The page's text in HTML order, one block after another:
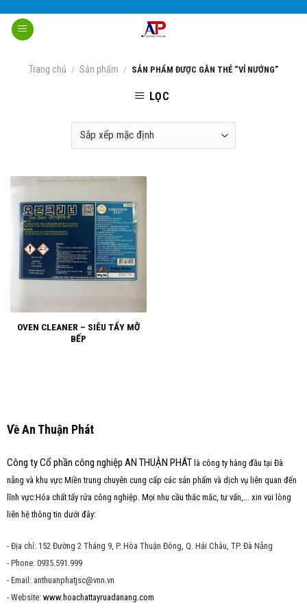
content
Trang chủ / Sản phẩm / SẢN PHẨM ĐƯỢC GẮN THẺ “VỈ NƯỚNG”
LỌC
OVEN CLEANER – SIÊU TẨY MỠ
BẾP
Về An Thuận Phát
Công ty Cổ phần công nghiệp AN THUẬN PHÁT là công ty hàng đầu tại Đà
nẵng và khu vực Miền trung chuyên cung cấp các sản phẩm và dịch vụ liên quan đến
lĩnh vực:Hóa chất tẩy rửa công nghiệp. Mọi nhu cầu thắc mắc, tư vấn,... xin vui lòng
liên hệ thông tin dưới đây:
- Địa chỉ: 152 Đường 2 Tháng 9, P. Hòa Thuận Đông, Q. Hải Châu, TP. Đà Nẵng
- Phone: 0935.591.999
- Email: anthuanphatjsc@vnn.vn
- Website: www.hoachattayruadanang.com